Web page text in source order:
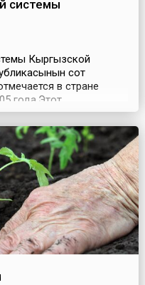
системы
Кыргызской
сот
в стране
года.Этот
Кыргызской
года, учитывая
системы в
в обеспечение...